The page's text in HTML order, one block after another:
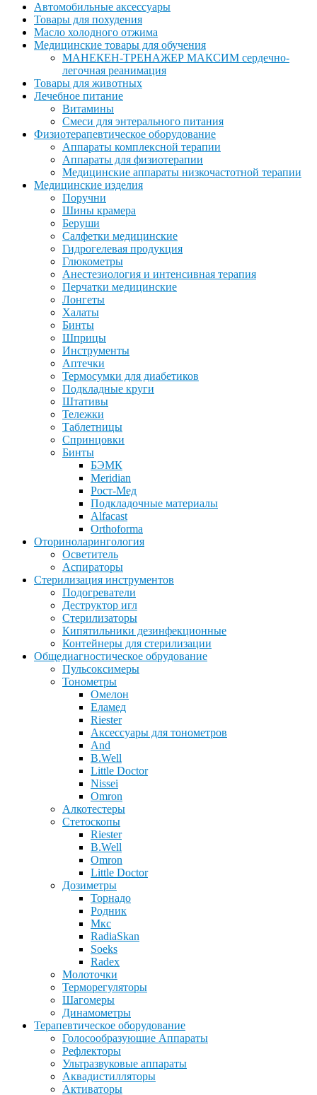
Автомобильные аксессуары
Товары для похудения
Масло холодного отжима
Медицинские товары для обучения
МАНЕКЕН-ТРЕНАЖЕР МАКСИМ сердечно-
легочная реанимация
Товары для животных
Лечебное питание
Витамины
Смеси для энтерального питания
Физиотерапевтическое оборудование
Аппараты комплексной терапии
Аппараты для физиотерапии
Медицинские аппараты низкочастотной терапии
Медицинские изделия
Поручни
Шины крамера
Беруши
Салфетки медицинские
Гидрогелевая продукция
Глюкометры
Анестезиология и интенсивная терапия
Перчатки медицинские
Лонгеты
Халаты
Бинты
Шприцы
Инструменты
Аптечки
Термосумки для диабетиков
Подкладные круги
Штативы
Тележки
Таблетницы
Спринцовки
Бинты
БЭМК
Meridian
Рост-Мед
Подкладочные материалы
Alfacast
Orthoforma
Оториноларингология
Осветитель
Аспираторы
Стерилизация инструментов
Подогреватели
Деструктор игл
Стерилизаторы
Кипятильники дезинфекционные
Контейнеры для стерилизации
Общедиагностическое обрудование
Пульсоксимеры
Тонометры
Омелон
Еламед
Riester
Аксессуары для тонометров
And
B.Well
Little Doctor
Nissei
Omron
Алкотестеры
Стетоскопы
Riester
B.Well
Omron
Little Doctor
Дозиметры
Торнадо
Родник
Мкс
RadiaSkan
Soeks
Radex
Молоточки
Терморегуляторы
Шагомеры
Динамометры
Терапевтическое оборудование
Голосообразующие Аппараты
Рефлекторы
Ультразвуковые аппараты
Аквадистилляторы
Активаторы